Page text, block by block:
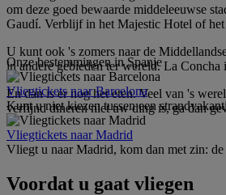
om deze goed bewaarde middeleeuwse
Gaudí. Verblijf in het Majestic Hotel of
U kunt ook 's zomers naar de
in andere gebieden ter wereld. La Concha
En dan is er nog het eten. Veel van 's
verfijnd dineren niet uw ding is, ga dan
Onze bestemmingen in Spanje
Vliegtickets naar Barcelona
Kunt u niet kiezen tussen een
Vliegtickets naar Madrid
Vliegt u naar Madrid, kom dan met zin:
Voordat u gaat vliegen